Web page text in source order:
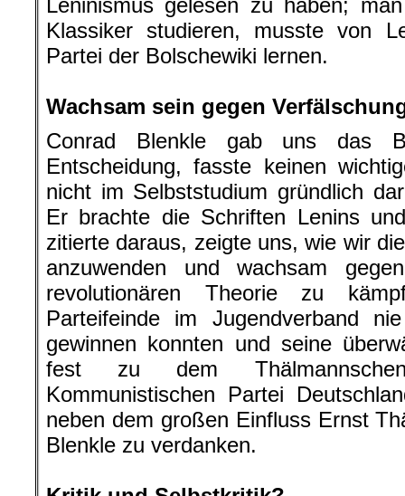
Klassiker studieren, musste von
Partei der Bolschewiki lernen.
Wachsam sein gegen
Conrad Blenkle gab uns das
Entscheidung, fasste keinen
nicht im Selbststudium gründlich
Er brachte die Schriften Lenins
zitierte daraus, zeigte uns, wie wir
anzuwenden und wachsam
revolutionären Theorie zu
Parteifeinde im Jugendverband
gewinnen konnten und seine
fest zu dem
Kommunistischen Partei
neben dem großen Einfluss Ernst
Blenkle zu verdanken.